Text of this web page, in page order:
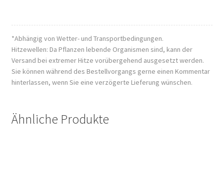
*Abhängig von Wetter- und Transportbedingungen.
Hitzewellen: Da Pflanzen lebende Organismen sind, kann der
Versand bei extremer Hitze vorübergehend ausgesetzt werden.
Sie können während des Bestellvorgangs gerne einen Kommentar
hinterlassen, wenn Sie eine verzögerte Lieferung wünschen.
Ähnliche Produkte